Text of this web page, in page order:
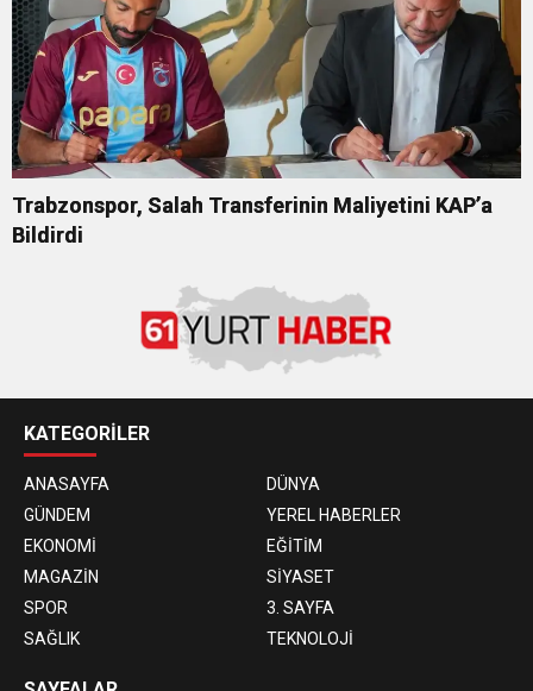
Trabzonspor, Salah Transferinin Maliyetini KAP’a
Bildirdi
KATEGORİLER
ANASAYFA
DÜNYA
GÜNDEM
YEREL HABERLER
EKONOMİ
EĞİTİM
MAGAZİN
SİYASET
SPOR
3. SAYFA
SAĞLIK
TEKNOLOJİ